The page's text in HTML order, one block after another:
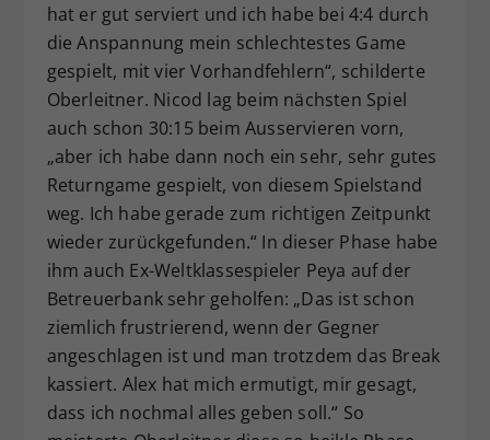
hat er gut serviert und ich habe bei 4:4 durch
die Anspannung mein schlechtestes Game
gespielt, mit vier Vorhandfehlern“, schilderte
Oberleitner. Nicod lag beim nächsten Spiel
auch schon 30:15 beim Ausservieren vorn,
„aber ich habe dann noch ein sehr, sehr gutes
Returngame gespielt, von diesem Spielstand
weg. Ich habe gerade zum richtigen Zeitpunkt
wieder zurückgefunden.“ In dieser Phase habe
ihm auch Ex-Weltklassespieler Peya auf der
Betreuerbank sehr geholfen: „Das ist schon
ziemlich frustrierend, wenn der Gegner
angeschlagen ist und man trotzdem das Break
kassiert. Alex hat mich ermutigt, mir gesagt,
dass ich nochmal alles geben soll.“ So